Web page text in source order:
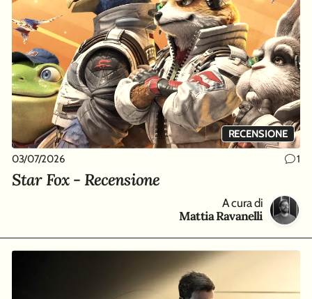
RECENSIONE
03/07/2026 1
Star Fox - Recensione
A cura di
Mattia Ravanelli